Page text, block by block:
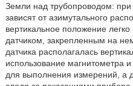
Земли над трубопроводом:
зависят от азимутального
вертикальное положение
датчиком, закрепленным на
датчика располагалась
использование магнитометра
для выполнения измерений, а